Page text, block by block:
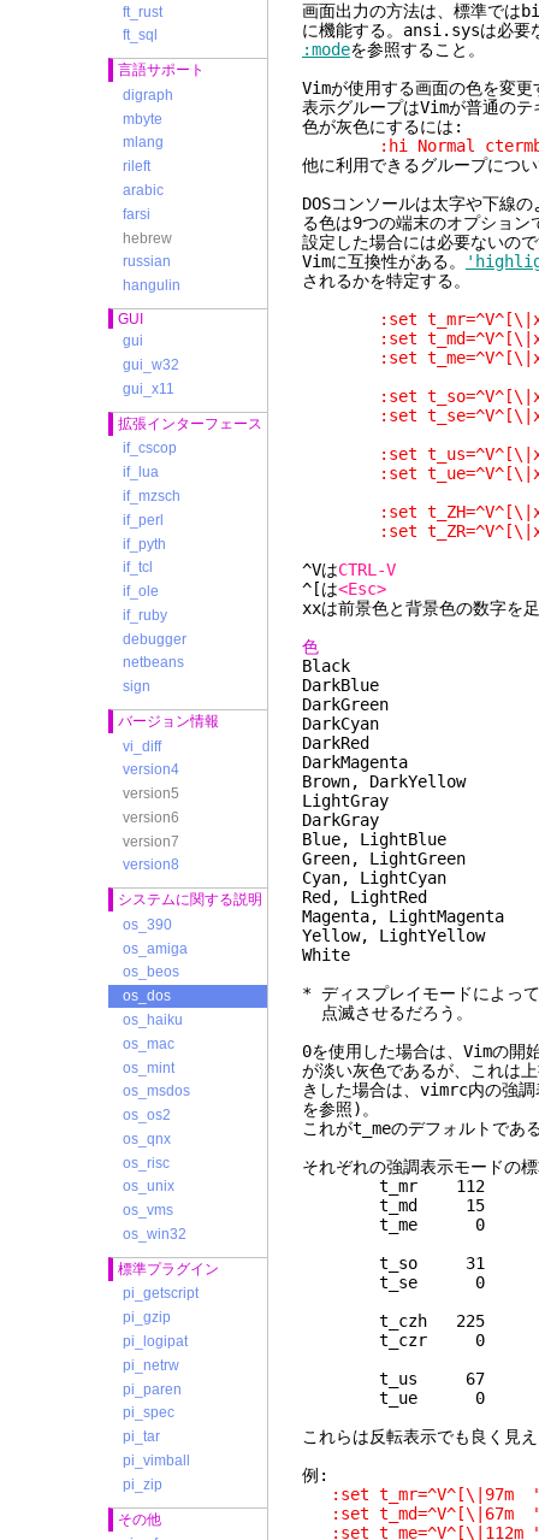
ft_rust
ft_sql
言語サポート
digraph
mbyte
mlang
rileft
arabic
farsi
hebrew
russian
hangulin
GUI
gui
gui_w32
gui_x11
拡張インターフェース
if_cscop
if_lua
if_mzsch
if_perl
if_pyth
if_tcl
if_ole
if_ruby
debugger
netbeans
sign
バージョン情報
vi_diff
version4
version5
version6
version7
version8
システムに関する説明
os_390
os_amiga
os_beos
os_dos
os_haiku
os_mac
os_mint
os_msdos
os_os2
os_qnx
os_risc
os_unix
os_vms
os_win32
標準プラグイン
pi_getscript
pi_gzip
pi_logipat
pi_netrw
pi_paren
pi_spec
pi_tar
pi_vimball
pi_zip
その他
画面出力の方法は、標準では
に機能する。ansi.sysは必要
:modeを参照すること。
Vimが使用する画面の色を変更
表示グループはVimが普通の
色が灰色にするには:
:hi Normal
他に利用できるグループにつ
DOSコンソールは太字や下線
る色は9つの端末のオプショ
設定した場合には必要ないの
Vimに互換性がある。
されるかを特定する。
:set
:set
:set
:set
:set
:set
:set
:set
:set
^VはCTRL-V
^[は<Esc>
xxは前景色と背景色の数字を
色 前景
Brown,
Blue,
Green,
Cyan,
Red,
Magenta,
Yellow,
White
* ディスプレイモードによっ
点滅させるだろう。
0を使用した場合は、Vimの開
が淡い灰色であるが、これは
きした場合は、vimrc内の強
を参照)。
これがt_meのデフォルトであ
それぞれの強調表示モードの
t_mr 112 反転モー
t_md 15 太字モー
t_me 0 通常モー
t_so 31 standoutモ
t_se 0 standoutモ
t_czh 225 斜字モー
t_czr 0 斜字モー
t_us 67 下線モード:
t_ue 0 下線モー
これらは反転表示でも良く見
例:
:set t_mr=^V^[\|97m "
:set t_md=^V^[\|67m "
:set t_me=^V^[\|112m "